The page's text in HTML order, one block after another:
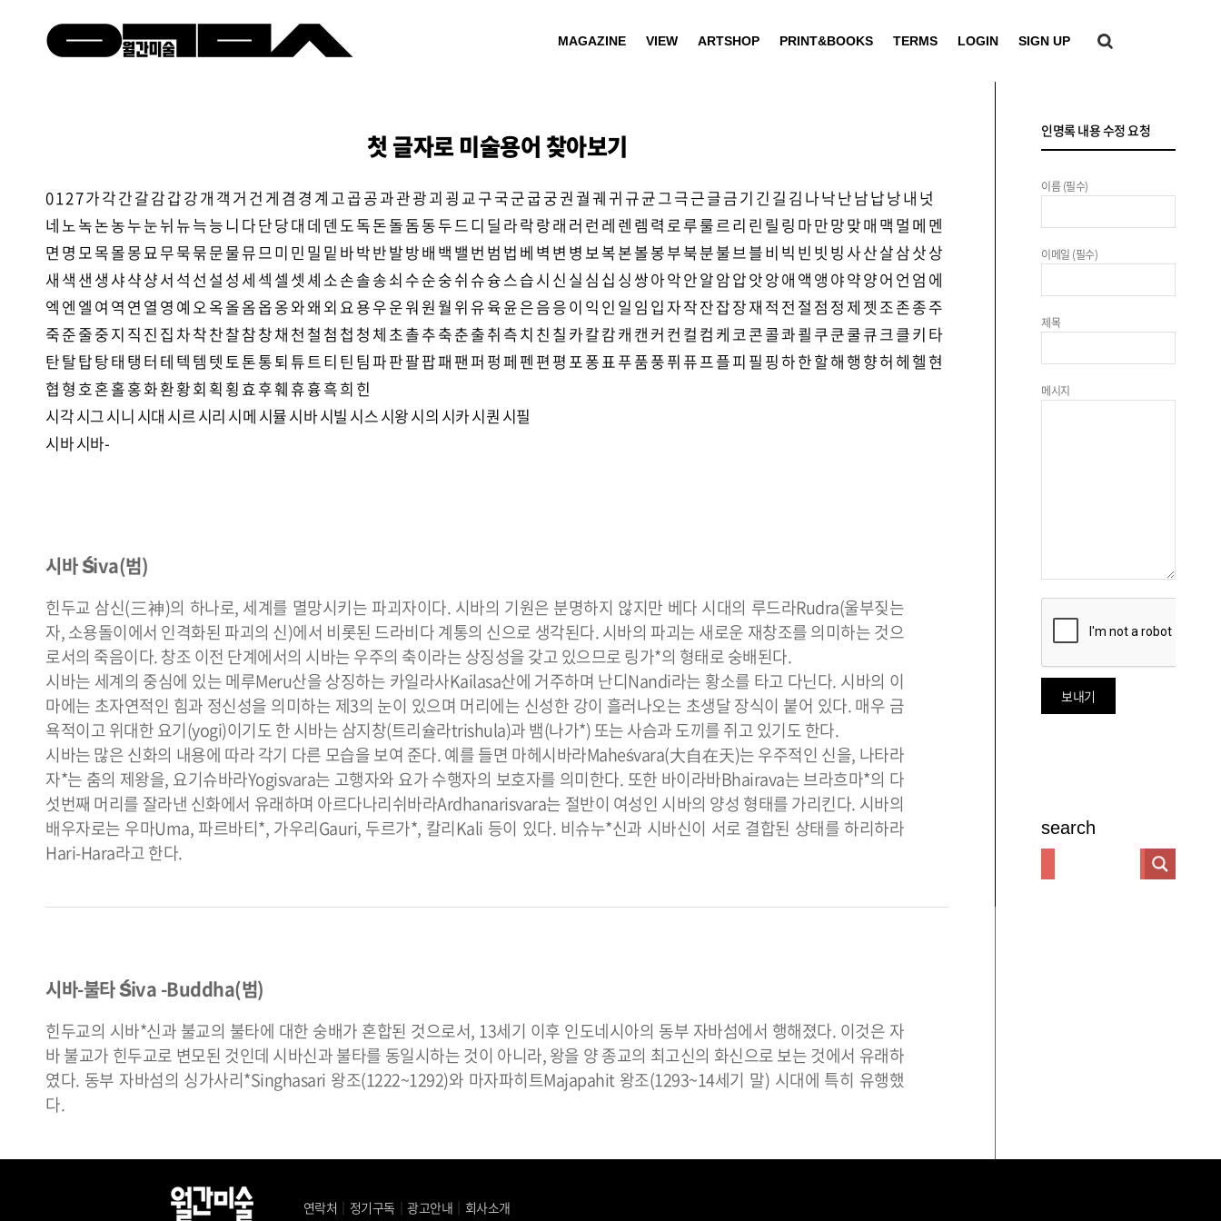
MAGAZINE VIEW ARTSHOP PRINT&BOOKS TERMS LOGIN SIGN UP
첫 글자로 미술용어 찾아보기
01 27가각간갈감갑강개 객 거 건 게 겸 경 계 고곱공과관광괴 굉 교구국군굽궁권 궐궤 귀 규균그극근글금기 긴 길 김 나낙난남납낭내 넛
네 노녹논농누눈뉘 뉴늑능니 다단당대 데 덴 도독돈돌돔동두드디 딜 라락랑래 러 런 레 렌 렘 력 로루룰르리 린 릴 링 마만망맞매 맥 멀 메 멘
면 명 모목몰몽묘무묵묶문물뮤므미 민 밀 밑 바박반발방배 백 밸 번 범 법 베 벽 변 병 보복본볼봉부북분불브블비 빅 빈 빗 빙 사산살삼삿상
새 색 샌 생 샤샥샹서 석 선 설 성 세 섹 셀 셋 셰 소손솔송쇠 수순숭쉬 슈슝스습시 신 실 심 십 싱 쌍아악안알암압앗앙애 액 앵 야약양어 언 엄 에
엑 엔 엘 여 역 연 열 영 예 오옥올옴옵옹와왜 외 요용우운워 원 월 위 유육윤은음응이 익 인 일 임 입자작잔잡장재 적 전 절 점 정 제 젯 조존종주
죽준줄중지 직 진 집 차착찬찰참창채 천 철 첨 첩 청 체 초촐추축춘출취 측치 친 칠 카칼캄캐 캔 커 컨 컬 컴 케 코콘콜콰쾰 쿠쿤쿨큐크클키 타
탄탈탑탕태 탱 터 테 텍 템 텟 토톤통퇴 튜트티 틴 팀파판팔팝패 팬 퍼 펑페 펜 편 평 포퐁표푸품풍퓌퓨프플피 필 핑하한할해행 향허 헤헬 현
협 형 호혼홀홍화환황회 획 횡 효후훼 휴흉흑희 힌
시각시그시니 시대 시르시리 시메 시뮬시바시빌 시스시왕시의 시카시퀀 시필
시바시바-
시바 Śiva(범)
힌두교 삼신(三神)의 하나로, 세계를 멸망시키는 파괴자이다. 시바의 기원은 분명하지 않지만 베다 시대의 루드라Rudra(울부짖는
자, 소용돌이에서 인격화된 파괴의 신)에서 비롯된 드라비다 계통의 신으로 생각된다. 시바의 파괴는 새로운 재창조를 의미하는 것으
로서의 죽음이다. 창조 이전 단계에서의 시바는 우주의 축이라는 상징성을 갖고 있으므로 링가*의 형태로 숭배된다.
시바는 세계의 중심에 있는 메루Meru산을 상징하는 카일라사Kailasa산에 거주하며 난디Nandi라는 황소를 타고 다닌다. 시바의 이
마에는 초자연적인 힘과 정신성을 의미하는 제3의 눈이 있으며 머리에는 신성한 강이 흘러나오는 초생달 장식이 붙어 있다. 매우 금
욕적이고 위대한 요기(yogi)이기도 한 시바는 삼지창(트리슐라trishula)과 뱀(나가*) 또는 사슴과 도끼를 쥐고 있기도 한다.
시바는 많은 신화의 내용에 따라 각기 다른 모습을 보여 준다. 예를 들면 마헤시바라Maheśvara(大自在天)는 우주적인 신을, 나타라
자*는 춤의 제왕을, 요기슈바라Yogisvara는 고행자와 요가 수행자의 보호자를 의미한다. 또한 바이라바Bhairava는 브라흐마*의 다
섯번째 머리를 잘라낸 신화에서 유래하며 아르다나리쉬바라Ardhanarisvara는 절반이 여성인 시바의 양성 형태를 가리킨다. 시바의
배우자로는 우마Uma, 파르바티*, 가우리Gauri, 두르가*, 칼리Kali 등이 있다. 비슈누*신과 시바신이 서로 결합된 상태를 하리하라
Hari-Hara라고 한다.
시바-불타 Śiva -Buddha(범)
힌두교의 시바*신과 불교의 불타에 대한 숭배가 혼합된 것으로서, 13세기 이후 인도네시아의 동부 자바섬에서 행해졌다. 이것은 자
바 불교가 힌두교로 변모된 것인데 시바신과 불타를 동일시하는 것이 아니라, 왕을 양 종교의 최고신의 화신으로 보는 것에서 유래하
였다. 동부 자바섬의 싱가사리*Singhasari 왕조(1222~1292)와 마자파히트Majapahit 왕조(1293~14세기 말) 시대에 특히 유행했
다.
인명록 내용 수정 요청
이름 (필수)
이메일 (필수)
제목
메시지
search
연락처 ｜ 정기구독 ｜광고안내 ｜ 회사소개